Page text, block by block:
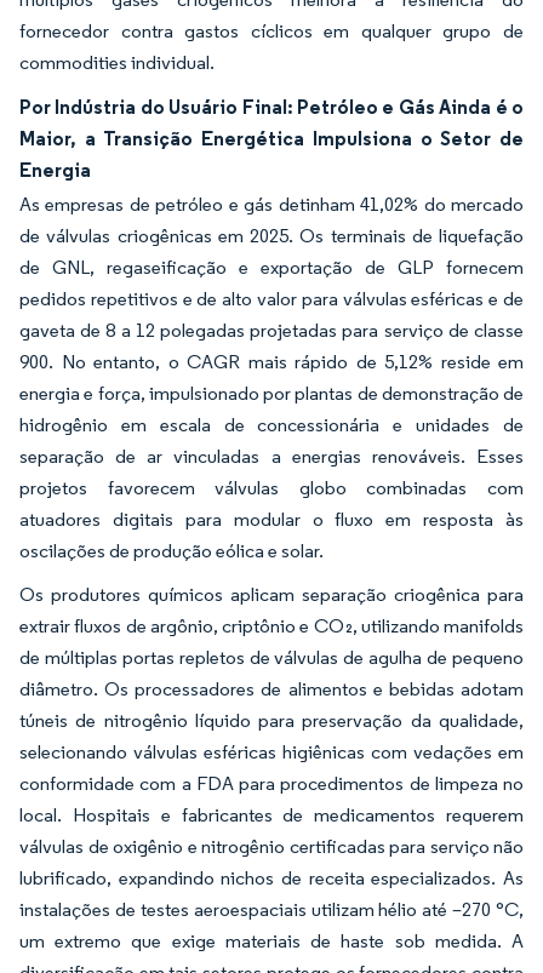
fornecedor contra gastos cíclicos em qualquer grupo de
commodities individual.
Por Indústria do Usuário Final: Petróleo e Gás Ainda é o
Maior, a Transição Energética Impulsiona o Setor de
Energia
As empresas de petróleo e gás detinham 41,02% do mercado
de válvulas criogênicas em 2025. Os terminais de liquefação
de GNL, regaseificação e exportação de GLP fornecem
pedidos repetitivos e de alto valor para válvulas esféricas e de
gaveta de 8 a 12 polegadas projetadas para serviço de classe
900. No entanto, o CAGR mais rápido de 5,12% reside em
energia e força, impulsionado por plantas de demonstração de
hidrogênio em escala de concessionária e unidades de
separação de ar vinculadas a energias renováveis. Esses
projetos favorecem válvulas globo combinadas com
atuadores digitais para modular o fluxo em resposta às
oscilações de produção eólica e solar.
Os produtores químicos aplicam separação criogênica para
extrair fluxos de argônio, criptônio e CO₂, utilizando manifolds
de múltiplas portas repletos de válvulas de agulha de pequeno
diâmetro. Os processadores de alimentos e bebidas adotam
túneis de nitrogênio líquido para preservação da qualidade,
selecionando válvulas esféricas higiênicas com vedações em
conformidade com a FDA para procedimentos de limpeza no
local. Hospitais e fabricantes de medicamentos requerem
válvulas de oxigênio e nitrogênio certificadas para serviço não
lubrificado, expandindo nichos de receita especializados. As
instalações de testes aeroespaciais utilizam hélio até –270 °C,
um extremo que exige materiais de haste sob medida. A